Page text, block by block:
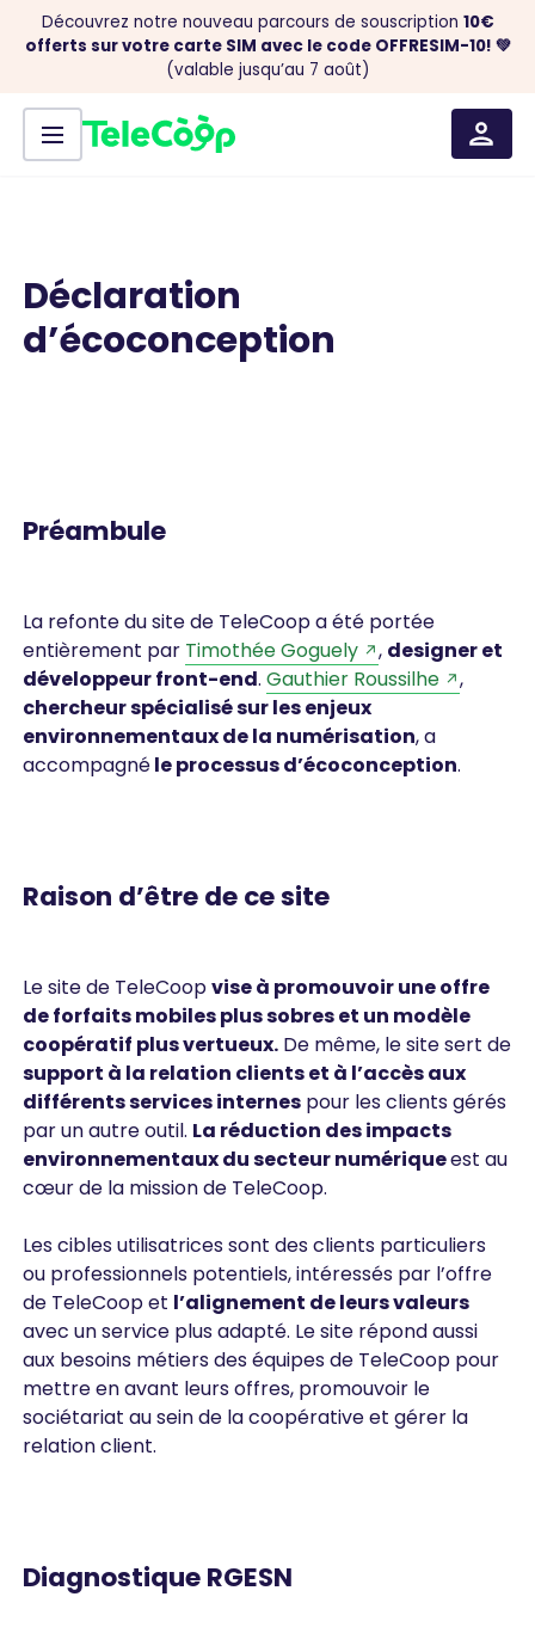
Découvrez notre nouveau parcours de souscription 10€
offerts sur votre carte SIM avec le code OFFRESIM-10! 💚
(valable jusqu’au 7 août)
Aller au contenu
Menu
Déclaration
d’écoconception
Préambule
La refonte du site de TeleCoop a été portée
entièrement par Timothée Goguely , designer et
développeur front-end.Gauthier Roussilhe
,
chercheur spécialisé sur les enjeux
environnementaux de la numérisation, a
accompagnéle processus d’écoconception.
Raison d’être de ce site
Le site de TeleCoopvise à promouvoir une offre
de forfaits mobiles plus sobres et un modèle
coopératif plus vertueux. De même, le site sert de
support à la relation clients et à l’accès aux
différents services internes pour les clients gérés
par un autre outil. La réduction des impacts
environnementaux du secteur numériqueest au
cœur de la mission de TeleCoop.
Les cibles utilisatrices sont des clients particuliers
ou professionnels potentiels, intéressés par l’offre
de TeleCoop et l’alignement de leurs valeurs
avec un service plus adapté. Le site répond aussi
aux besoins métiers des équipes de TeleCoop pour
mettre en avant leurs offres, promouvoir le
sociétariat au sein de la coopérative et gérer la
relation client.
Diagnostique RGESN